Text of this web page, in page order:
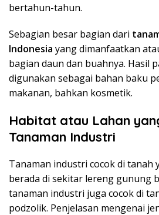
bertahun-tahun.
Sebagian besar bagian dari
Indonesia yang dimanfaatkan
bagian daun dan buahnya. Hasil
digunakan sebagai bahan baku
makanan, bahkan kosmetik.
Habitat atau Lahan
Tanaman Industri
Tanaman industri cocok di tanah
berada di sekitar lereng gunung
tanaman industri juga cocok di
podzolik. Penjelasan mengenai